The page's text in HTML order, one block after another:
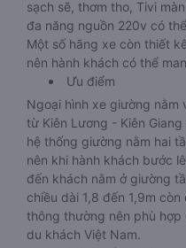
sạch sẽ, thơm tho, Tivi
đa năng nguồn 220v có
Một số hãng xe còn thiết
nên hành khách có thể
Ưu điểm
Ngoại hình xe giường
từ Kiên Lương - Kiên
hệ thống giường nằm hai
nên khi hành khách bước
đến khách nằm ở giường
chiều dài 1,8 đến 1,9m
thông thường nên phù
du khách Việt Nam.